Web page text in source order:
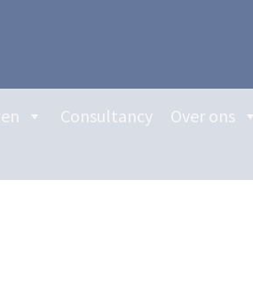
Consultancy
Over ons